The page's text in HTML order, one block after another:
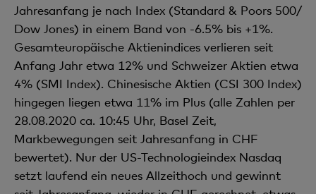
Jahresanfang je nach Index (Standard & Poors 500/
Dow Jones) in einem Band von -6.5% bis +1%.
Gesamteuropäische Aktienindices verlieren seit
Anfang Jahr etwa 12% und Schweizer Aktien etwa
4% (SMI Index). Chinesische Aktien (CSI 300 Index)
hingegen liegen etwa 11% im Plus (alle Zahlen per
28.08.2020 ca. 10:45 Uhr, Basel Zeit,
Markbewegungen seit Jahresanfang in CHF
bewertet). Nur der US-Technologieindex Nasdaq
setzt laufend ein neues Allzeithoch und gewinnt